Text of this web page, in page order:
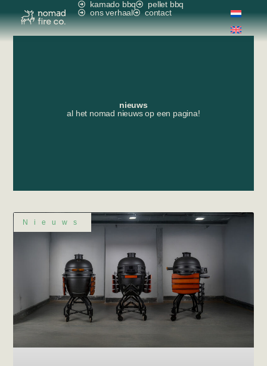
kamado bbq
pellet bbq
ons verhaal
contact
nieuws
al het nomad nieuws op een pagina!
Nieuws